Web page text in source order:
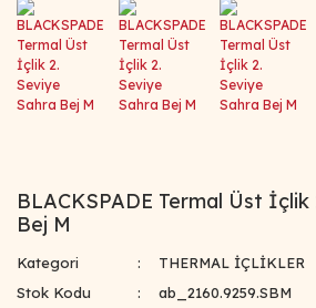
BLACKSPADE Termal Üst İçlik
Bej M
Kategori
THERMAL İÇLİKLER
Stok Kodu
ab_2160.9259.SBM